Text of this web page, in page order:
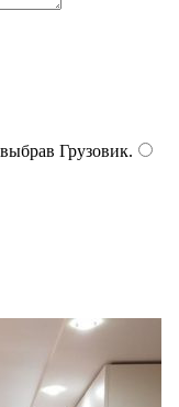
Грузовик.